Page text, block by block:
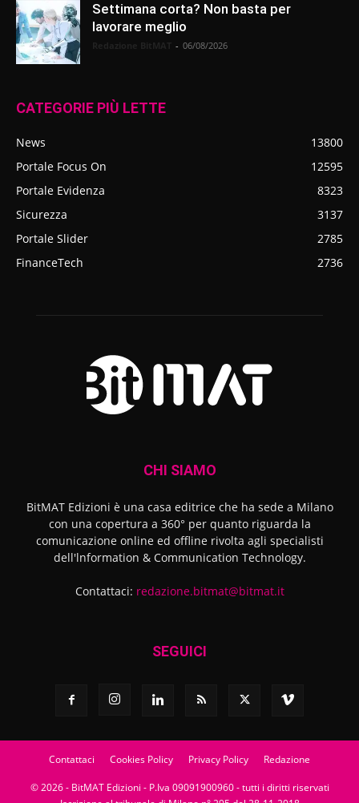
Settimana corta? Non basta per
lavorare meglio
- 06/08/2026
CATEGORIE PIÙ LETTE
News
13800
Portale Focus On
12595
Portale Evidenza
8323
Sicurezza
3137
Portale Slider
2785
FinanceTech
2736
CHI SIAMO
BitMAT Edizioni è una casa editrice che ha sede a Milano
con una copertura a 360° per quanto riguarda la
comunicazione online ed offline rivolta agli specialisti
dell'lnformation & Communication Technology.
Contattaci: redazione.bitmat@bitmat.it
SEGUICI
Contattaci Cookies Policy Privacy Policy Redazione
© 2026 - BitMAT Edizioni - P.Iva 09091900960 - tutti i diritti riservati